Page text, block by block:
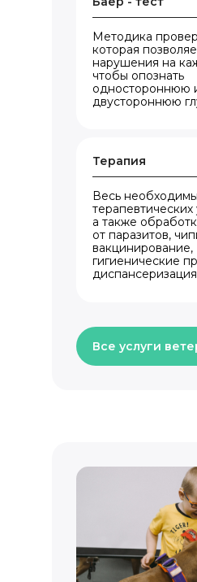
Методика
которая
нарушения на
чтобы опознать
одностороннюю
двустороннюю
Терапия
Все услуги
Весь
терапевтических
а также
от паразитов,
вакцинирование,
гигиенические